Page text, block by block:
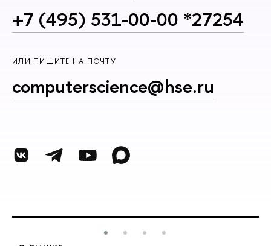
+7 (495) 531-00-00 *27254
ИЛИ ПИШИТЕ НА ПОЧТУ
computerscience@hse.ru